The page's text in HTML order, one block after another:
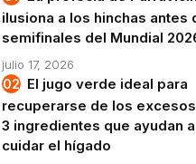
ilusiona a los hinchas antes
semifinales del Mundial
julio 17, 2026
El jugo verde ideal para
recuperarse de los
3 ingredientes que ayudan a
cuidar el hígado